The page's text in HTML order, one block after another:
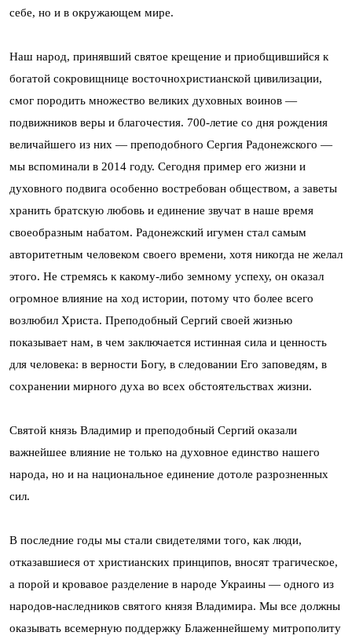
себе, но и в окружающем мире.
Наш народ, принявший святое крещение и приобщившийся к
богатой сокровищнице восточнохристианской цивилизации,
смог породить множество великих духовных воинов —
подвижников веры и благочестия. 700-летие со дня рождения
величайшего из них — преподобного Сергия Радонежского —
мы вспоминали в 2014 году. Сегодня пример его жизни и
духовного подвига особенно востребован обществом, а заветы
хранить братскую любовь и единение звучат в наше время
своеобразным набатом. Радонежский игумен стал самым
авторитетным человеком своего времени, хотя никогда не желал
этого. Не стремясь к какому-либо земному успеху, он оказал
огромное влияние на ход истории, потому что более всего
возлюбил Христа. Преподобный Сергий своей жизнью
показывает нам, в чем заключается истинная сила и ценность
для человека: в верности Богу, в следовании Его заповедям, в
сохранении мирного духа во всех обстоятельствах жизни.
Святой князь Владимир и преподобный Сергий оказали
важнейшее влияние не только на духовное единство нашего
народа, но и на национальное единение дотоле разрозненных
сил.
В последние годы мы стали свидетелями того, как люди,
отказавшиеся от христианских принципов, вносят трагическое,
а порой и кровавое разделение в народе Украины — одного из
народов-наследников святого князя Владимира. Мы все должны
оказывать всемерную поддержку Блаженнейшему митрополиту